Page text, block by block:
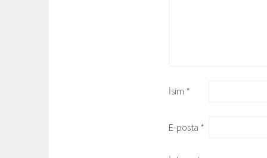
İsim *
E-posta *